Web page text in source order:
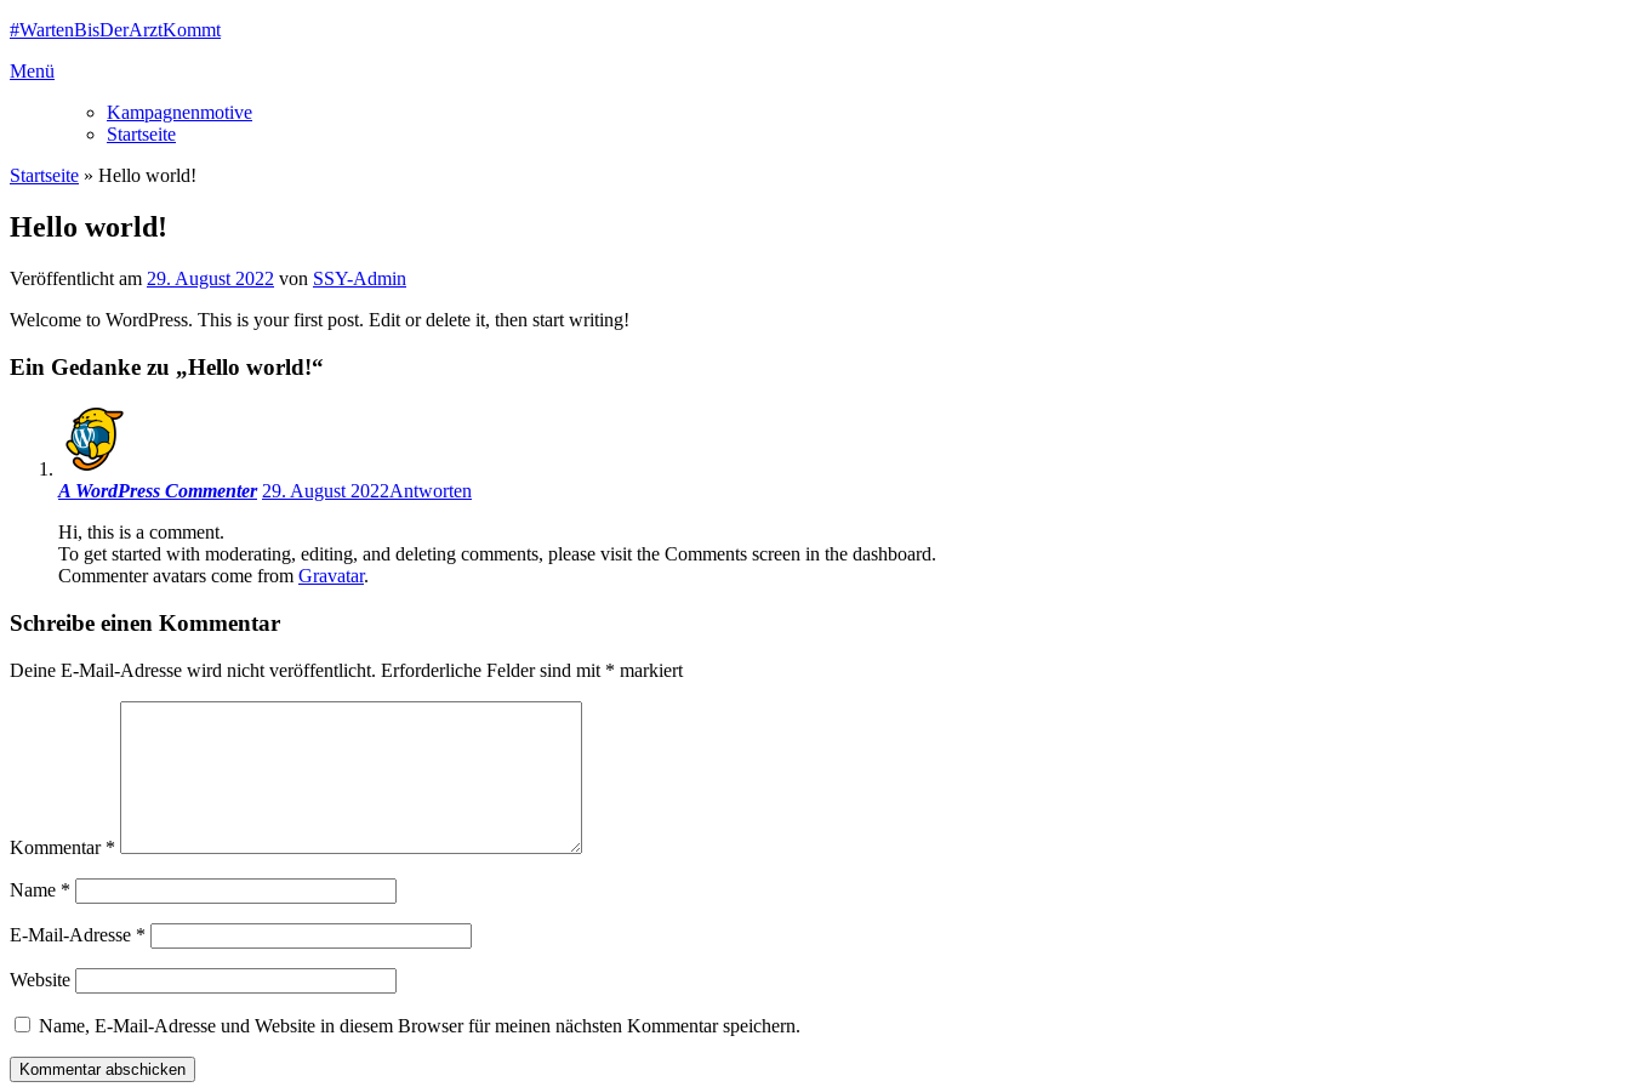
Zum
springen
#WartenBisDerArztKommt
Menü
Kampagnenmotive
Startseite
Startseite » Hello world!
Hello world!
Veröffentlicht am 29. August 2022 von SSY-Admin
Welcome to WordPress. This is your first post. Edit or delete it, then start writing!
Ein Gedanke zu „Hello world!“
A WordPress Commenter 29. August 2022Antworten
Hi, this is a comment.
To get started with moderating, editing, and deleting comments, please visit the Comments screen in the dashboard.
Commenter avatars come from Gravatar.
Schreibe einen Kommentar
Deine E-Mail-Adresse wird nicht veröffentlicht. Erforderliche Felder sind mit * markiert
Kommentar *
Name *
E-Mail-Adresse *
Website
Name, E-Mail-Adresse und Website in diesem Browser für meinen nächsten Kommentar speichern.